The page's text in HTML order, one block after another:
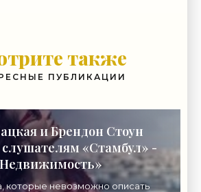
также
ПУБЛИКАЦИИ
и Брендон Стоун
«Стамбул» -
которые невозможно описать